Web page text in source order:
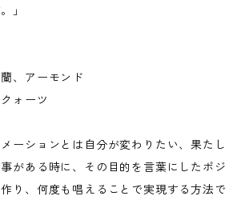
」
、アーモンド
ォーツ
ーションとは自分が変わりたい、果たし
がある時に、その目的を言葉にしたポジ
り、何度も唱えることで実現する方法で